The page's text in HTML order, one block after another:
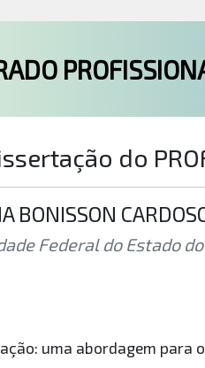
do
BONISSON
Federal do Estado
uma abordagem para